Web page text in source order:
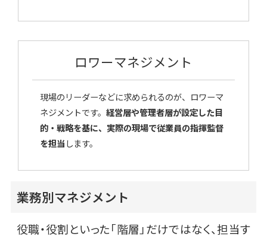
ロワーマネジメント
現場のリーダーなどに求められるのが、ロワーマ
ネジメントです。 経営層や管理者層が設定した目
的・戦略を基に、実際の現場で従業員の指揮監督
を担当します。
業務別マネジメント
役職・役割といった「階層」だけではなく、担当す